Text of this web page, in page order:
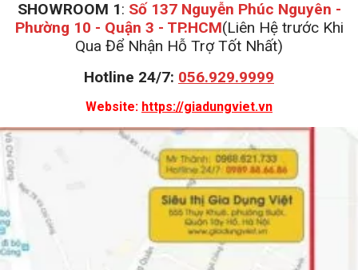
SHOWROOM 1: Số 137 Nguyễn Phúc Nguyên -
Phường 10 - Quận 3 - TP.HCM(Liên Hệ trước Khi
Qua Để Nhận Hỗ Trợ Tốt Nhất)
Hotline 24/7: 056.929.9999
Website: https://giadungviet.vn